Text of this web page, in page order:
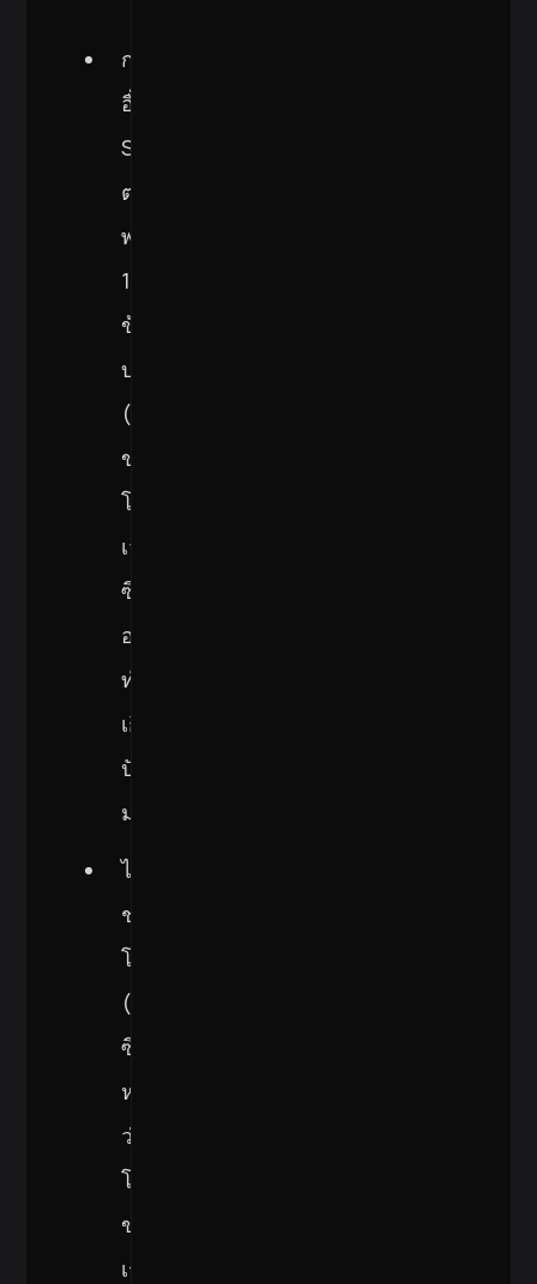
ก่อน
อื่น
SonarQube
ตรวจ
พบ
13
ข้อ
บกพร่อง
(Bugs)
ของ
โปร
เจ็กต์
ซึ่ง
อาจ
ทำให้
เกิด
ปัญหา
มากมาย
ไม่มี
ช่อง
โหว่
(Vulnerabilities
ซึ่ง
หมายความ
ว่า
โค้ด
ของ
เรา